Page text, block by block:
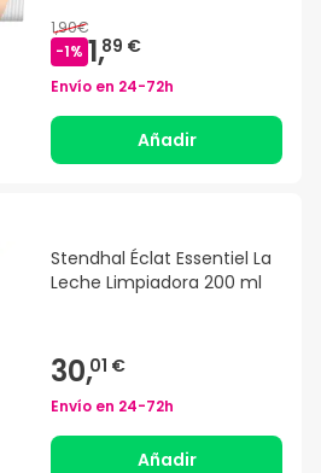
1,90€
-1% 1,89 €
Envío en 24-72h
Añadir
Stendhal Éclat Essentiel La
Leche Limpiadora 200 ml
30,01 €
Envío en 24-72h
Añadir